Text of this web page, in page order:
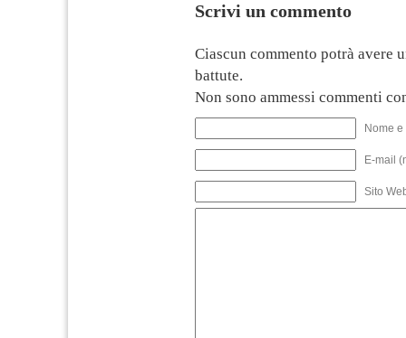
Scrivi un commento
Ciascun commento potrà avere
battute.
Non sono ammessi commenti
Nome
E-mail
Sito